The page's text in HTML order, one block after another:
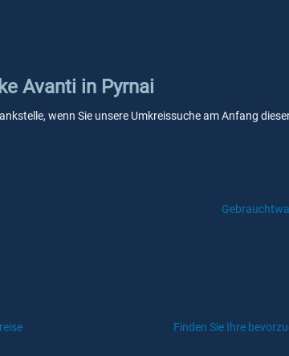
Avanti in Pyrnai
wenn Sie unsere Umkreissuche am Anfang
Finden Sie Ihre